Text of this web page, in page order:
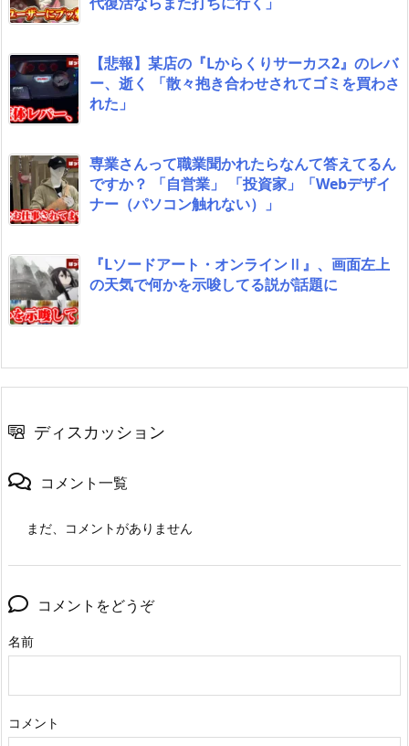
【悲報】某店の『Lからくりサーカス2』のレバ
ー、逝く 「散々抱き合わせされてゴミを買わさ
れた」
専業さんって職業聞かれたらなんて答えてるん
ですか？ 「自営業」 「投資家」「Webデザイ
ナー（パソコン触れない）」
『Lソードアート・オンラインⅡ』、画面左上
の天気で何かを示唆してる説が話題に
ディスカッション
コメント一覧
まだ、コメントがありません
コメントをどうぞ
名前
コメント